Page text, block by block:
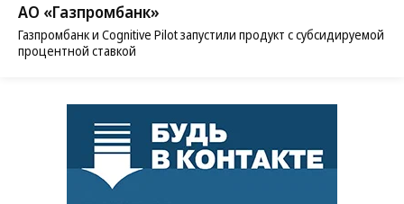
АО «Газпромбанк»
Газпромбанк и Cognitive Pilot запустили продукт с субсидируемой
процентной ставкой